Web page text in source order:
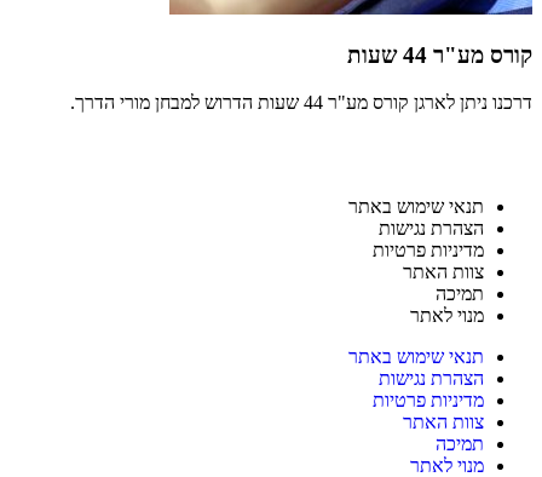
קורס מע"ר 44 שעות
דרכנו ניתן לארגן קורס מע"ר 44 שעות הדרוש למבחן מורי הדרך.
תנאי שימוש באתר
הצהרת נגישות
מדיניות פרטיות
צוות האתר
תמיכה
מנוי לאתר
תנאי שימוש באתר
הצהרת נגישות
מדיניות פרטיות
צוות האתר
תמיכה
מנוי לאתר